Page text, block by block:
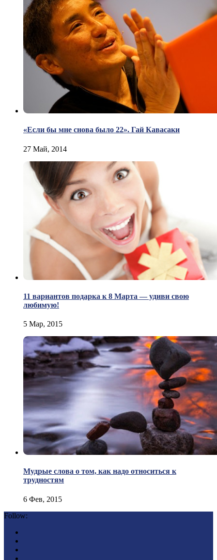
«Если бы мне снова было 22». Гай Кавасаки
27 Май, 2014
11 вариантов подарка к 8 Марта — удиви свою
любимую!
5 Мар, 2015
Мудрые слова о том, как надо относиться к
трудностям
6 Фев, 2015
Follow: